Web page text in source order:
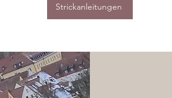
Strickanleitungen